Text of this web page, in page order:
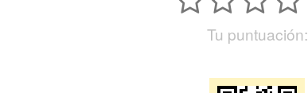
Tu puntuación: